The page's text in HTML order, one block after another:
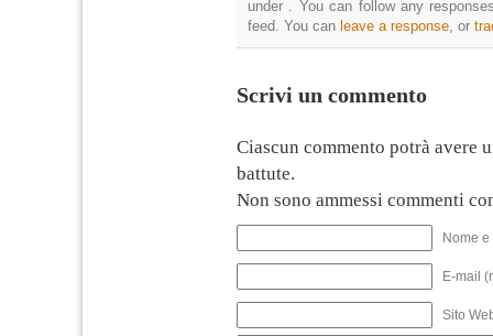
under . You can follow any
feed. You can leave a response, or
Scrivi un commento
Ciascun commento potrà avere
battute.
Non sono ammessi commenti
Nome
E-mail
Sito